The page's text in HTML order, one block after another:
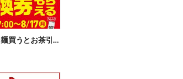
【無料引換券!】焼き麺買うとお茶引換券貰える!